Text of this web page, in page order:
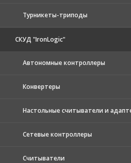
Турникеты-триподы
СКУД "IronLogic"
Автономные контроллеры
Конвертеры
Настольные считыватели и
Сетевые контроллеры
Считыватели